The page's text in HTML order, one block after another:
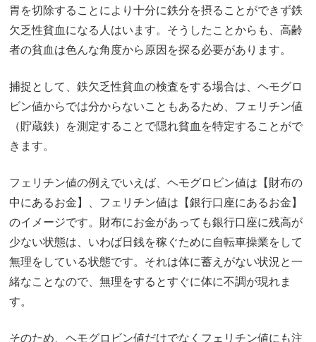
胃を切除することにより十分に鉄分を摂ることができず鉄
欠乏性貧血になる人はいます。そうしたことからも、高齢
者の貧血は色んな角度から原因を探る必要があります。
捕捉として、鉄欠乏性貧血の検査をする場合は、ヘモグロ
ビン値からでは分からないこともあるため、フェリチン値
（貯蔵鉄）を測定することで隠れ貧血を特定することがで
きます。
フェリチン値の例えでいえば、ヘモグロビン値は【財布の
中にあるお金】、フェリチン値は【銀行口座にあるお金】
のイメージです。財布にお金があっても銀行口座に残高が
少ない状態は、いわば日銭を稼ぐために自転車操業をして
無理をしている状態です。それは体に蓄えがない状況と一
緒なことなので、無理をするとすぐに体に不調が現れま
す。
そのため、ヘモグロビン値だけでなくフェリチン値にも注